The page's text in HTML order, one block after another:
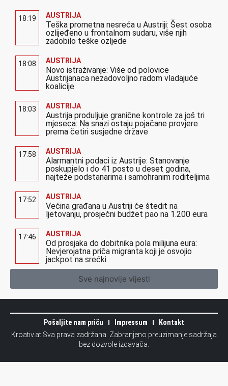
18:19 AUSTRIJA
Teška prometna nesreća u Austriji: Šest osoba
ozlijeđeno u frontalnom sudaru, više njih
zadobilo teške ozljede
18:08 AUSTRIJA
Novo istraživanje: Više od polovice
Austrijanaca nezadovoljno radom vladajuće
koalicije
18:03 AUSTRIJA
Austrija produljuje granične kontrole za još tri
mjeseca: Na snazi ostaju pojačane provjere
prema četiri susjedne države
17:58 AUSTRIJA
Alarmantni podaci iz Austrije: Stanovanje
poskupjelo i do 41 posto u deset godina,
najteže podstanarima i samohranim roditeljima
17:52 AUSTRIJA
Većina građana u Austriji će štedit na
ljetovanju, prosječni budžet pao na 1.200 eura
17:46 AUSTRIJA
Od prosjaka do dobitnika pola milijuna eura:
Nevjerojatna priča migranta koji je osvojio
jackpot na srećki
Sve najnovije vijesti
Pošaljite nam priču Impressum
Kontakt
Kroativ.at Sva prava zadržana. Zabranjeno preuzimanje sadržaja
bez dozvole izdavača.